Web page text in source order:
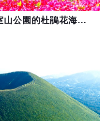
靜岡伊豆半島迎春！小室山公園的杜鵑花海太美了